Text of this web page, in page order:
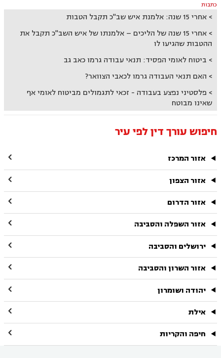
כתבות
אחרי 15 שנה: אלמנת איש שב"כ תקבל הטבות
אחרי 15 שנה של הליכים – אלמנתו של איש השב"כ תקבל את
ההטבות שהגיעו לו
ביטוח לאומי הפסיד: תנאי עבודה גרמו כאב גב
האם תנאי העבודה גרמו לכאבי הצוואר?
פלסטיני נפצע בעבודה - זכאי לתגמולים מביטוח לאומי אף
שאינו מבוטח
חיפוש עורך דין לפי עיר
אזור המרכז 
אזור הצפון 
אזור הדרום 
אזור השפלה והסביבה 
ירושלים והסביבה 
אזור השרון והסביבה 
יהודה ושומרון 
אילת 
חיפה והקריות 